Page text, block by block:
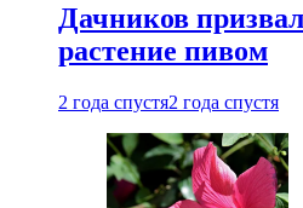
Дачников
растение пивом
2 года спустя2 года спустя